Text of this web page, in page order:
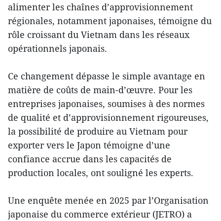
alimenter les chaînes d’approvisionnement
régionales, notamment japonaises, témoigne du
rôle croissant du Vietnam dans les réseaux
opérationnels japonais.
Ce changement dépasse le simple avantage en
matière de coûts de main-d’œuvre. Pour les
entreprises japonaises, soumises à des normes
de qualité et d’approvisionnement rigoureuses,
la possibilité de produire au Vietnam pour
exporter vers le Japon témoigne d’une
confiance accrue dans les capacités de
production locales, ont souligné les experts.
Une enquête menée en 2025 par l’Organisation
japonaise du commerce extérieur (JETRO) a